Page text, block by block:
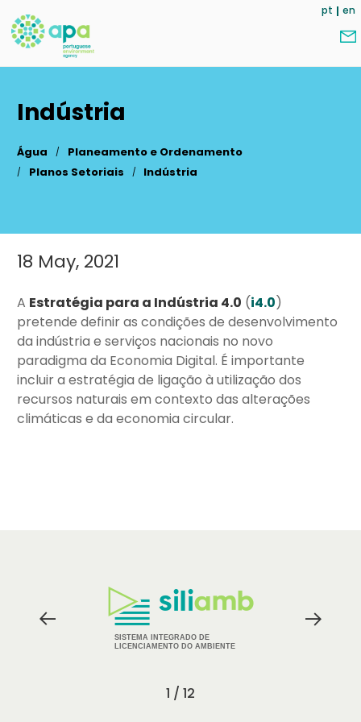
main
content
pt en
Indústria
Água
Planeamento e Ordenamento
Planos Setoriais
Indústria
Main
18 May, 2021
A Estratégia para a Indústria 4.0 (i4.0)
pretende definir as condições de desenvolvimento
da indústria e serviços nacionais no novo
paradigma da Economia Digital. É importante
incluir a estratégia de ligação à utilização dos
recursos naturais em contexto das alterações
climáticas e da economia circular.
Parceiros
SISTEMA INTEGRADO DE
LICENCIAMENTO DO AMBIENTE
1 / 12